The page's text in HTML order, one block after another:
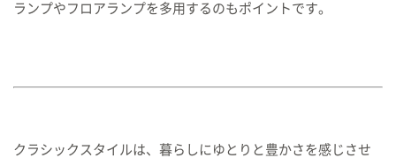
ランプやフロアランプを多用するのもポイントです。
クラシックスタイルは、暮らしにゆとりと豊かさを感じさせ